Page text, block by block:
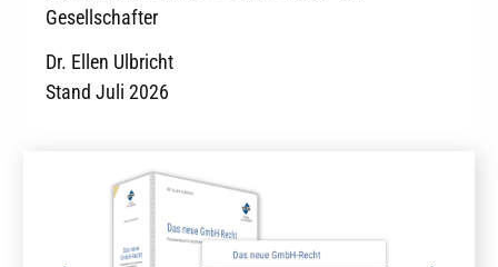
Gesellschafter
Dr. Ellen Ulbricht
Stand Juli 2026